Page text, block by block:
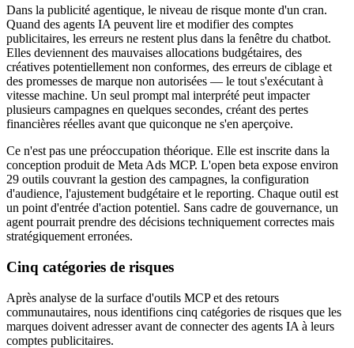
Dans la publicité agentique, le niveau de risque monte d'un cran.
Quand des agents IA peuvent lire et modifier des comptes
publicitaires, les erreurs ne restent plus dans la fenêtre du chatbot.
Elles deviennent des mauvaises allocations budgétaires, des
créatives potentiellement non conformes, des erreurs de ciblage et
des promesses de marque non autorisées — le tout s'exécutant à
vitesse machine. Un seul prompt mal interprété peut impacter
plusieurs campagnes en quelques secondes, créant des pertes
financières réelles avant que quiconque ne s'en aperçoive.
Ce n'est pas une préoccupation théorique. Elle est inscrite dans la
conception produit de Meta Ads MCP. L'open beta expose environ
29 outils couvrant la gestion des campagnes, la configuration
d'audience, l'ajustement budgétaire et le reporting. Chaque outil est
un point d'entrée d'action potentiel. Sans cadre de gouvernance, un
agent pourrait prendre des décisions techniquement correctes mais
stratégiquement erronées.
Cinq catégories de risques
Après analyse de la surface d'outils MCP et des retours
communautaires, nous identifions cinq catégories de risques que les
marques doivent adresser avant de connecter des agents IA à leurs
comptes publicitaires.